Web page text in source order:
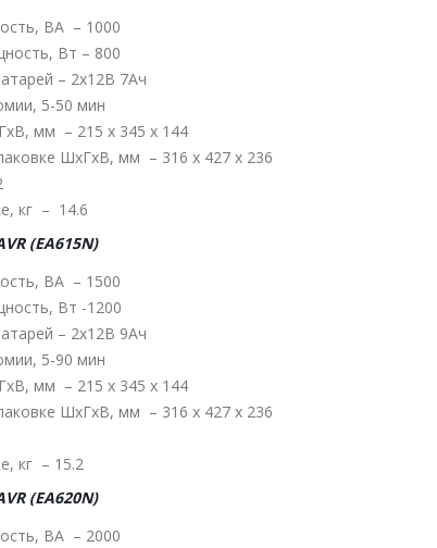
ВА – 1000
Вт – 800
– 2х12В 7Ач
5-50 мин
мм – 215 х 345 х 144
ШхГхВ, мм – 316 х 427 х 236
кг – 14.6
(EA615N)
ВА – 1500
Вт -1200
– 2х12В 9Ач
5-90 мин
мм – 215 х 345 х 144
ШхГхВ, мм – 316 х 427 х 236
кг – 15.2
(EA620N)
ВА – 2000